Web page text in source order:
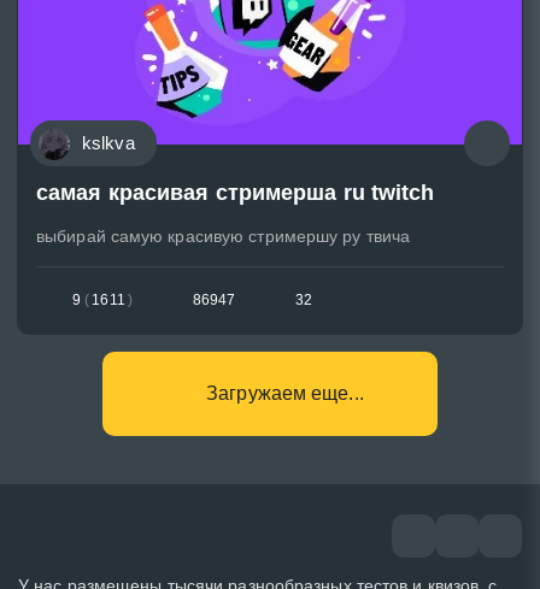
kslkva
самая красивая стримерша ru twitch
выбирай самую красивую стримершу ру твича
9 ( 1611 ) 86947 32
Загружаем еще...
У нас размещены тысячи разнообразных тестов и квизов, с